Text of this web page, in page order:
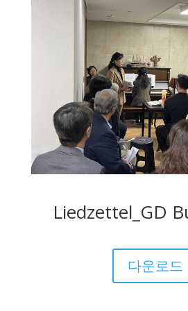
Liedzettel_GD
다운로드